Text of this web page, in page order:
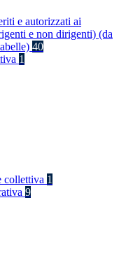
e autorizzati ai
e non dirigenti) (da
40
1
collettiva 1
9